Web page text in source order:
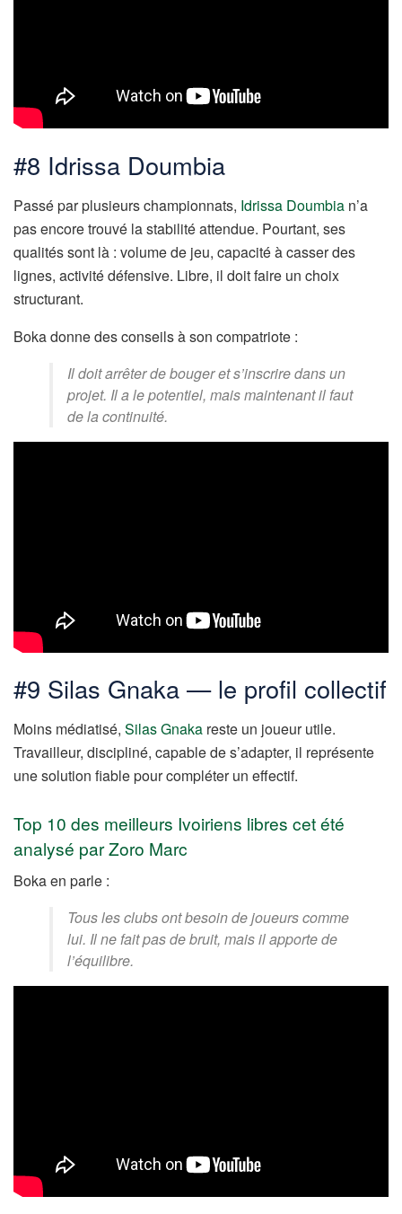
#8 Idrissa Doumbia
Passé par plusieurs championnats, Idrissa Doumbia n’a
pas encore trouvé la stabilité attendue. Pourtant, ses
qualités sont là : volume de jeu, capacité à casser des
lignes, activité défensive. Libre, il doit faire un choix
structurant.
Boka donne des conseils à son compatriote :
Il doit arrêter de bouger et s’inscrire dans un
projet. Il a le potentiel, mais maintenant il faut
de la continuité.
#9 Silas Gnaka — le profil collectif
Moins médiatisé, Silas Gnaka reste un joueur utile.
Travailleur, discipliné, capable de s’adapter, il représente
une solution fiable pour compléter un effectif.
Top 10 des meilleurs Ivoiriens libres cet été
analysé par Zoro Marc
Boka en parle :
Tous les clubs ont besoin de joueurs comme
lui. Il ne fait pas de bruit, mais il apporte de
l’équilibre.